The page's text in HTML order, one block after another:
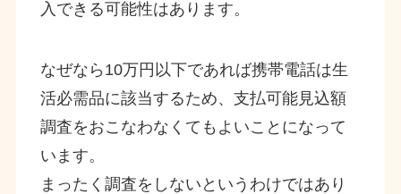
入できる可能性はあります。
なぜなら10万円以下であれば携帯電話は生
活必需品に該当するため、支払可能見込額
調査をおこなわなくてもよいことになって
います。
まったく調査をしないというわけではあり